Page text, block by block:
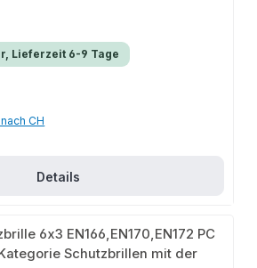
Lieferzeit 6-9 Tage
CH
Details